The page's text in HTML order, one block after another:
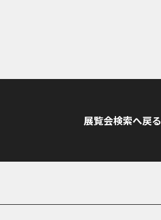
展覧会検索へ戻る